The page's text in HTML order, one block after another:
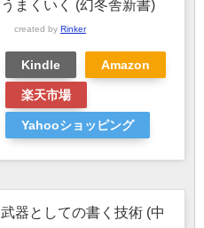
うまくいく (幻冬舎新書)
created by Rinker
Kindle Amazon
楽天市場
Yahooショッピング
武器としての書く技術 (中